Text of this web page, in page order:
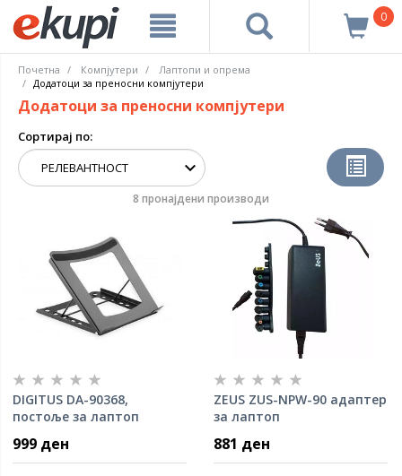
0
Почетна Компјутери
Лаптопи и опрема
Додатоци за преносни компјутери
Додатоци за преносни компјутери
Сортирај по:
8 пронајдени производи
DIGITUS DA-90368,
постоље за лаптоп
999 ден
ZEUS ZUS-NPW-90 адаптер
за лаптоп
881 ден